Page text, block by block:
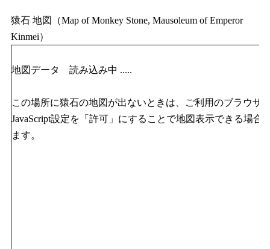
猿石 地図（Map of Monkey Stone, Mausoleum of Emperor
Kinmei）
地図データ 読み込み中 .....
この場所に猿石の地図が出ないときは、ご利用のブラウザ
JavaScript設定を「許可」にすることで地図表示できる場合
ます。